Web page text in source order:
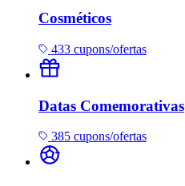
Cosméticos
433 cupons/ofertas
Datas Comemorativas
385 cupons/ofertas